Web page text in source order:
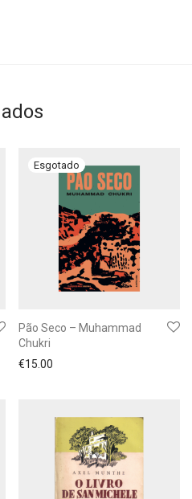
Pão Seco – Muhammad
Chukri
€15.00